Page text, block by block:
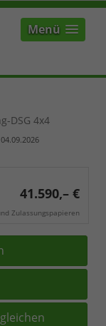
Menü
DSG 4x4
04.09.2026
41.590,– €
Zulassungspapieren